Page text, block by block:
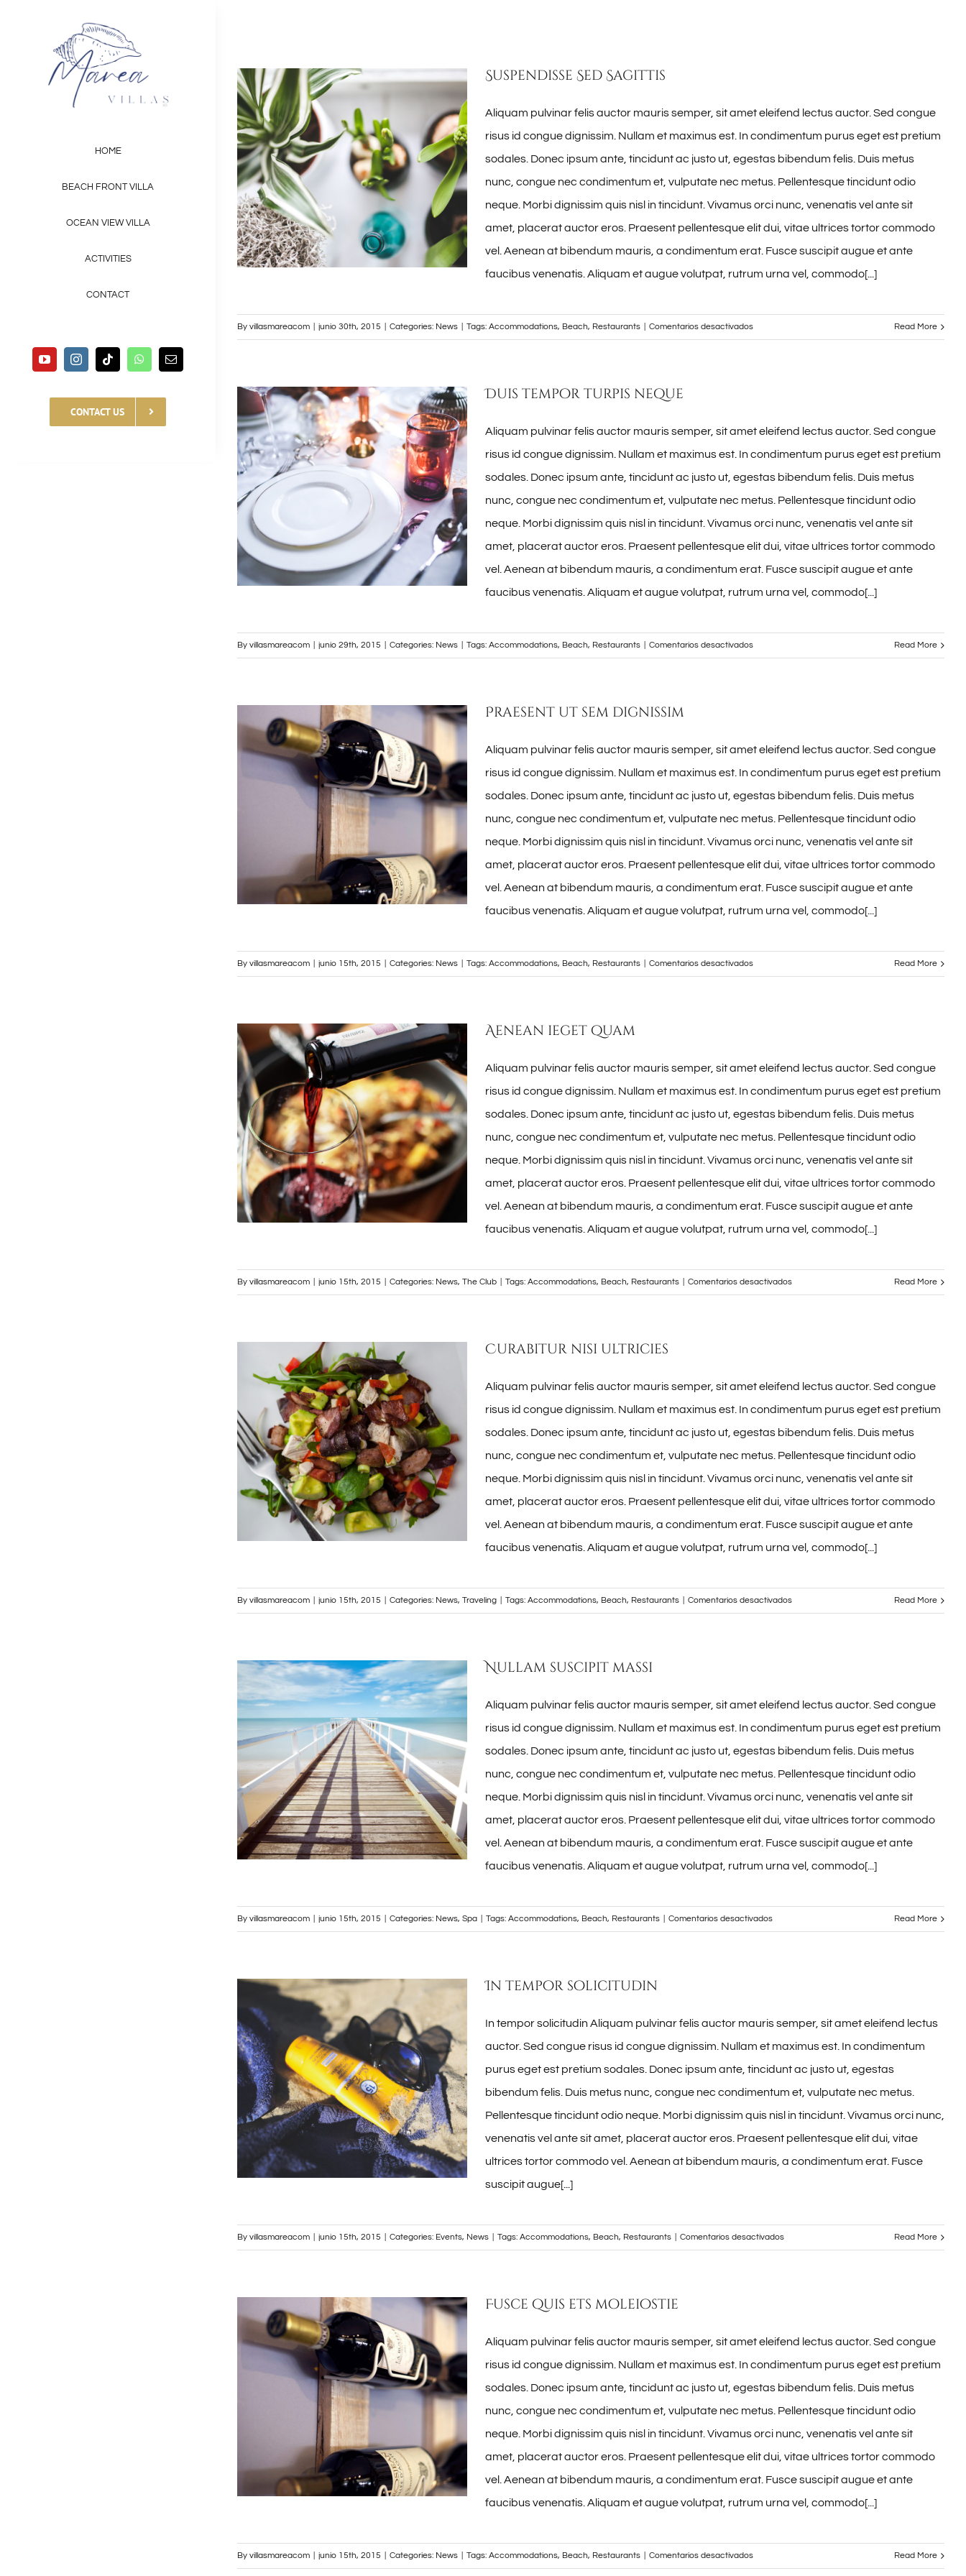
HOME
BEACH FRONT VILLA
OCEAN VIEW VILLA
ACTIVITIES
CONTACT
CONTACT US
Suspendisse Sed Sagittis
Aliquam pulvinar felis auctor mauris semper, sit amet eleifend lectus auctor. Sed congue
risus id congue dignissim. Nullam et maximus est. In condimentum purus eget est pretium
sodales. Donec ipsum ante, tincidunt ac justo ut, egestas bibendum felis. Duis metus
nunc, congue nec condimentum et, vulputate nec metus. Pellentesque tincidunt odio
neque. Morbi dignissim quis nisl in tincidunt. Vivamus orci nunc, venenatis vel ante sit
amet, placerat auctor eros. Praesent pellentesque elit dui, vitae ultrices tortor commodo
vel. Aenean at bibendum mauris, a condimentum erat. Fusce suscipit augue et ante
faucibus venenatis. Aliquam et augue volutpat, rutrum urna vel, commodo[...]
By villasmareacom junio 30th, 2015 Categories: News Tags: Accommodations, Beach, Restaurants Comentarios desactivadosen
Suspendisse
Read More
Duis tempor turpis neque
Aliquam pulvinar felis auctor mauris semper, sit amet eleifend lectus auctor. Sed congue
risus id congue dignissim. Nullam et maximus est. In condimentum purus eget est pretium
sodales. Donec ipsum ante, tincidunt ac justo ut, egestas bibendum felis. Duis metus
nunc, congue nec condimentum et, vulputate nec metus. Pellentesque tincidunt odio
neque. Morbi dignissim quis nisl in tincidunt. Vivamus orci nunc, venenatis vel ante sit
amet, placerat auctor eros. Praesent pellentesque elit dui, vitae ultrices tortor commodo
vel. Aenean at bibendum mauris, a condimentum erat. Fusce suscipit augue et ante
faucibus venenatis. Aliquam et augue volutpat, rutrum urna vel, commodo[...]
By villasmareacom junio 29th, 2015 Categories: News Tags: Accommodations, Beach, Restaurants Comentarios desactivadosen
Duis
Read More
Praesent ut sem dignissim
Aliquam pulvinar felis auctor mauris semper, sit amet eleifend lectus auctor. Sed congue
risus id congue dignissim. Nullam et maximus est. In condimentum purus eget est pretium
sodales. Donec ipsum ante, tincidunt ac justo ut, egestas bibendum felis. Duis metus
nunc, congue nec condimentum et, vulputate nec metus. Pellentesque tincidunt odio
neque. Morbi dignissim quis nisl in tincidunt. Vivamus orci nunc, venenatis vel ante sit
amet, placerat auctor eros. Praesent pellentesque elit dui, vitae ultrices tortor commodo
vel. Aenean at bibendum mauris, a condimentum erat. Fusce suscipit augue et ante
faucibus venenatis. Aliquam et augue volutpat, rutrum urna vel, commodo[...]
By villasmareacom junio 15th, 2015 Categories: News Tags: Accommodations, Beach, Restaurants Comentarios desactivadosen
Praesent
Read More
Aenean ieget quam
Aliquam pulvinar felis auctor mauris semper, sit amet eleifend lectus auctor. Sed congue
risus id congue dignissim. Nullam et maximus est. In condimentum purus eget est pretium
sodales. Donec ipsum ante, tincidunt ac justo ut, egestas bibendum felis. Duis metus
nunc, congue nec condimentum et, vulputate nec metus. Pellentesque tincidunt odio
neque. Morbi dignissim quis nisl in tincidunt. Vivamus orci nunc, venenatis vel ante sit
amet, placerat auctor eros. Praesent pellentesque elit dui, vitae ultrices tortor commodo
vel. Aenean at bibendum mauris, a condimentum erat. Fusce suscipit augue et ante
faucibus venenatis. Aliquam et augue volutpat, rutrum urna vel, commodo[...]
By villasmareacom junio 15th, 2015 Categories: News, The Club Tags: Accommodations, Beach, Restaurants Comentarios desactivadosen
Aenean
Read More
Curabitur nisi ultricies
Aliquam pulvinar felis auctor mauris semper, sit amet eleifend lectus auctor. Sed congue
risus id congue dignissim. Nullam et maximus est. In condimentum purus eget est pretium
sodales. Donec ipsum ante, tincidunt ac justo ut, egestas bibendum felis. Duis metus
nunc, congue nec condimentum et, vulputate nec metus. Pellentesque tincidunt odio
neque. Morbi dignissim quis nisl in tincidunt. Vivamus orci nunc, venenatis vel ante sit
amet, placerat auctor eros. Praesent pellentesque elit dui, vitae ultrices tortor commodo
vel. Aenean at bibendum mauris, a condimentum erat. Fusce suscipit augue et ante
faucibus venenatis. Aliquam et augue volutpat, rutrum urna vel, commodo[...]
By villasmareacom junio 15th, 2015 Categories: News, Traveling Tags: Accommodations, Beach, Restaurants Comentarios desactivadosen
Curabitur
Read More
Nullam suscipit massi
Aliquam pulvinar felis auctor mauris semper, sit amet eleifend lectus auctor. Sed congue
risus id congue dignissim. Nullam et maximus est. In condimentum purus eget est pretium
sodales. Donec ipsum ante, tincidunt ac justo ut, egestas bibendum felis. Duis metus
nunc, congue nec condimentum et, vulputate nec metus. Pellentesque tincidunt odio
neque. Morbi dignissim quis nisl in tincidunt. Vivamus orci nunc, venenatis vel ante sit
amet, placerat auctor eros. Praesent pellentesque elit dui, vitae ultrices tortor commodo
vel. Aenean at bibendum mauris, a condimentum erat. Fusce suscipit augue et ante
faucibus venenatis. Aliquam et augue volutpat, rutrum urna vel, commodo[...]
By villasmareacom junio 15th, 2015 Categories: News, Spa Tags: Accommodations, Beach, Restaurants Comentarios desactivadosen
Nullam
Read More
In tempor solicitudin
In tempor solicitudin Aliquam pulvinar felis auctor mauris semper, sit amet eleifend lectus
auctor. Sed congue risus id congue dignissim. Nullam et maximus est. In condimentum
purus eget est pretium sodales. Donec ipsum ante, tincidunt ac justo ut, egestas
bibendum felis. Duis metus nunc, congue nec condimentum et, vulputate nec metus.
Pellentesque tincidunt odio neque. Morbi dignissim quis nisl in tincidunt. Vivamus orci nunc,
venenatis vel ante sit amet, placerat auctor eros. Praesent pellentesque elit dui, vitae
ultrices tortor commodo vel. Aenean at bibendum mauris, a condimentum erat. Fusce
suscipit augue[...]
By villasmareacom junio 15th, 2015 Categories: Events, News Tags: Accommodations, Beach, Restaurants Comentarios desactivadosen
In
Read More
Fusce quis ets moleiostie
Aliquam pulvinar felis auctor mauris semper, sit amet eleifend lectus auctor. Sed congue
risus id congue dignissim. Nullam et maximus est. In condimentum purus eget est pretium
sodales. Donec ipsum ante, tincidunt ac justo ut, egestas bibendum felis. Duis metus
nunc, congue nec condimentum et, vulputate nec metus. Pellentesque tincidunt odio
neque. Morbi dignissim quis nisl in tincidunt. Vivamus orci nunc, venenatis vel ante sit
amet, placerat auctor eros. Praesent pellentesque elit dui, vitae ultrices tortor commodo
vel. Aenean at bibendum mauris, a condimentum erat. Fusce suscipit augue et ante
faucibus venenatis. Aliquam et augue volutpat, rutrum urna vel, commodo[...]
By villasmareacom junio 15th, 2015 Categories: News Tags: Accommodations, Beach, Restaurants Comentarios desactivadosen
Fusce
Read More